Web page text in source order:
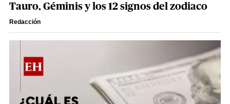
Tauro, Géminis y los 12 signos del zodiaco
Redacción